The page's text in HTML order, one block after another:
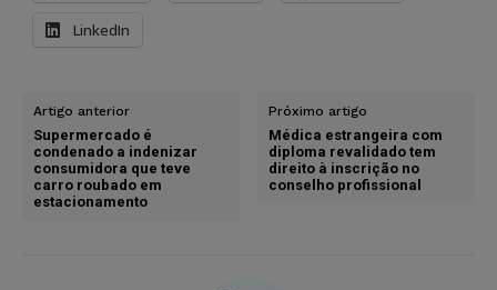
LinkedIn
Artigo anterior
Supermercado é
condenado a indenizar
consumidora que teve
carro roubado em
estacionamento
Próximo artigo
Médica estrangeira com
diploma revalidado tem
direito à inscrição no
conselho profissional